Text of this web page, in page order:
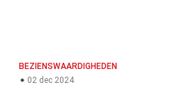
BEZIENSWAARDIGHEDEN
02 dec 2024